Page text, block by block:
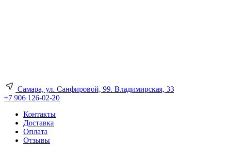
Самара, ул. Санфировой, 99. Владимирская, 33
+7 906 126-02-20
Контакты
Доставка
Оплата
Отзывы